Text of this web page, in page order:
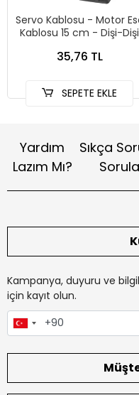
Servo Kablosu - Motor
Kablosu 15 cm - Dişi-Dişi
35,76 TL
SEPETE EKLE
Yardım
Lazım Mı?
Sıkça
Kampanya, duyuru ve
için kayıt olun.